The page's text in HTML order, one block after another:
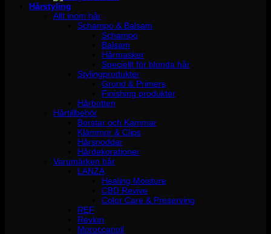
Hårstyling
Allt inom hår
Schampo & Balsam
Schampo
Balsam
Hårmasker
Speciellt för blonda hår
Stylingprodukter
Grund & Primers
Finishing produkter
Hårbotten
Hårtillbehör
Borstar och Kammar
Klämmor & Clips
Hårsnoddar
Hårdekorationer
Varumärken hår
LANZA
Healing Moisture
CBD Revive
Color Care & Preserving
REF
Revlon
Moroccanoil